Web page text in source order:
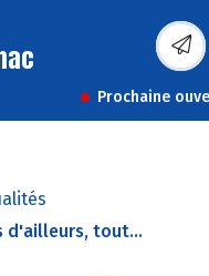
Prochaine
d'ailleurs, tout...